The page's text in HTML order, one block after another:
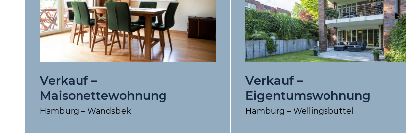
Verkauf –
Maisonettewohnung
Hamburg – Wandsbek
Verkauf –
Eigentumswohnung
Hamburg – Wellingsbüttel